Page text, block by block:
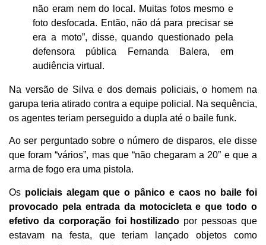
não eram nem do local. Muitas fotos mesmo e
foto desfocada. Então, não dá para precisar se
era a moto”, disse, quando questionado pela
defensora pública Fernanda Balera, em
audiência virtual.
Na versão de Silva e dos demais policiais, o homem na
garupa teria atirado contra a equipe policial. Na sequência,
os agentes teriam perseguido a dupla até o baile funk.
Ao ser perguntado sobre o número de disparos, ele disse
que foram “vários”, mas que “não chegaram a 20” e que a
arma de fogo era uma pistola.
Os policiais alegam que o pânico e caos no baile foi
provocado pela entrada da motocicleta e que todo o
efetivo da corporação foi hostilizado por pessoas que
estavam na festa, que teriam lançado objetos como